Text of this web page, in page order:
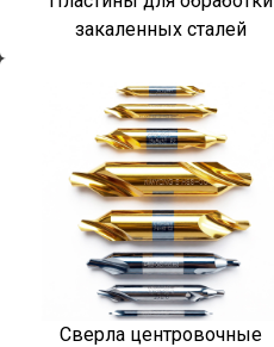
закаленных сталей
Сверла центровочные